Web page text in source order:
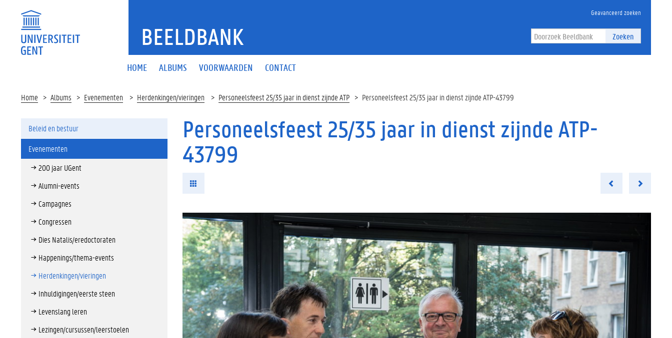
BEELDBANK
Geavanceerd zoeken
Zoeken
HOME ALBUMS VOORWAARDEN CONTACT
Home Albums Evenementen Herdenkingen/vieringen Personeelsfeest 25/35 jaar in dienst zijnde ATP Personeelsfeest 25/35 jaar in dienst zijnde ATP-43799
Beleid en bestuur
Evenementen
200 jaar UGent
Alumni-events
Campagnes
Congressen
Dies Natalis/eredoctoraten
Happenings/thema-events
Herdenkingen/vieringen
Inhuldigingen/eerste steen
Levenslang leren
Lezingen/cursussen/leerstoelen
Personeelsfeest 25/35 jaar in dienst zijnde ATP-
43799